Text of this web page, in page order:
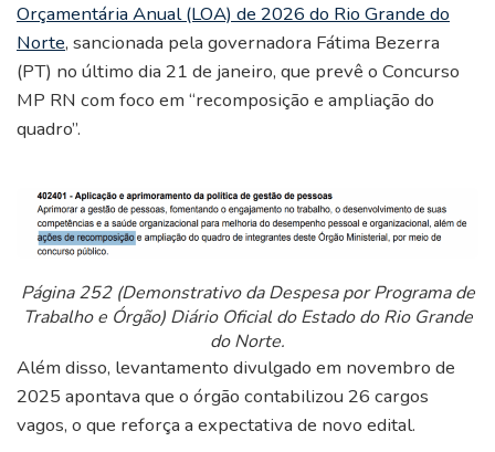
Orçamentária Anual (LOA) de 2026 do Rio Grande do
Norte, sancionada pela governadora Fátima Bezerra
(PT) no último dia 21 de janeiro, que prevê o Concurso
MP RN com foco em “recomposição e ampliação do
quadro”.
Página 252 (Demonstrativo da Despesa por Programa de
Trabalho e Órgão) Diário Oficial do Estado do Rio Grande
do Norte.
Além disso, levantamento divulgado em novembro de
2025 apontava que o órgão contabilizou 26 cargos
vagos, o que reforça a expectativa de novo edital.